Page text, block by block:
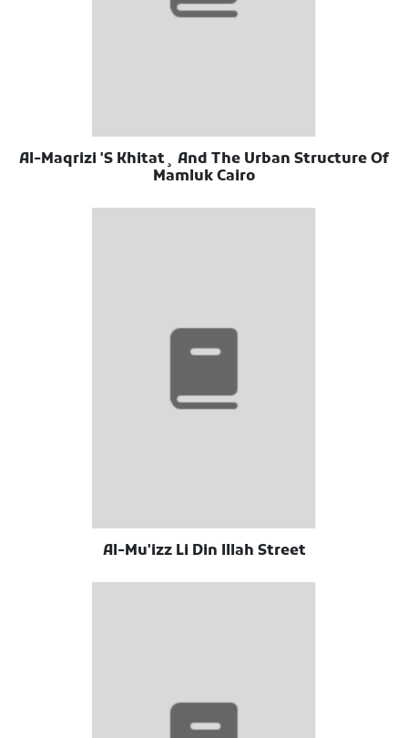
Al-Maqrizi 'S Khitat¸ And The Urban Structure Of
Mamluk Cairo
Al-Mu'izz Li Din Illah Street